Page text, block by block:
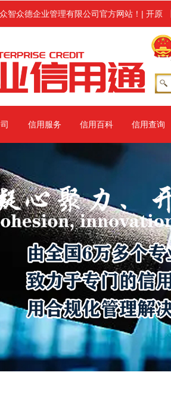
智众德企业管理有限公司官方网站！ | 开原
信用中国、信用地方(主要指省级网站
信用服务 信用百科 信用查询